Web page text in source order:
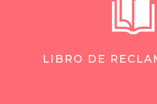
LIBRO DE